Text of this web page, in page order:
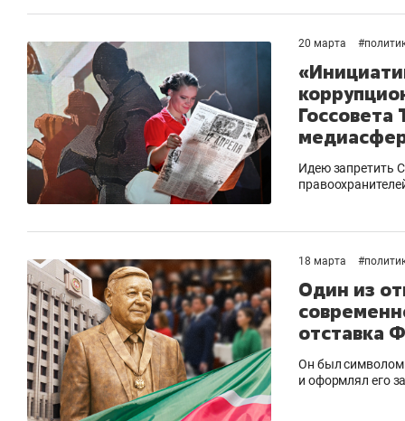
20 марта #
Идею запретить
18 марта #
Один из
отставка
Он был символом
и оформлял его